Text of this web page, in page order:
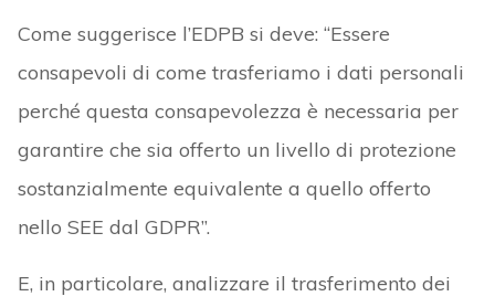
Come suggerisce l’EDPB si deve: “Essere
consapevoli di come trasferiamo i dati personali
perché questa consapevolezza è necessaria per
garantire che sia offerto un livello di protezione
sostanzialmente equivalente a quello offerto
nello SEE dal GDPR”.
E, in particolare, analizzare il trasferimento dei